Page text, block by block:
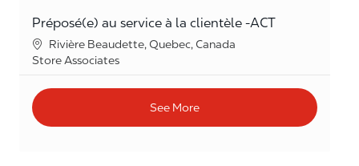
Préposé(e) au service à la clientèle -ACT
Location
Rivière Beaudette, Quebec, Canada
Category
Store Associates
See More